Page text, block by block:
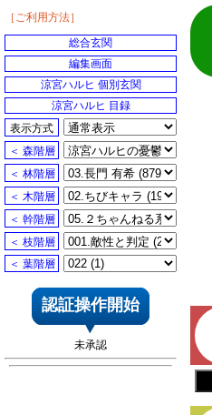
［ご利用方法］
総合玄関
編集画面
涼宮ハルヒ 個別玄関
涼宮ハルヒ 目録
表示方式
＜ 森階層
＜ 林階層
＜ 木階層
＜ 幹階層
＜ 枝階層
＜ 葉階層
認証操作開始
未承認